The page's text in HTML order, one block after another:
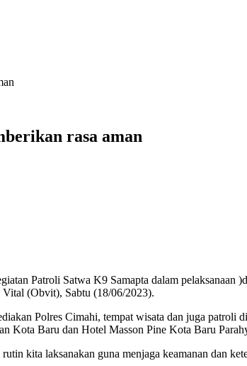
rasa aman
Patroli Satwa K9 Samapta dalam
Vital (Obvit), Sabtu (18/06/2023).
Polres Cimahi, tempat wisata dan juga
Kota Baru dan Hotel Masson Pine Kota Baru
kita laksanakan guna menjaga keamanan dan